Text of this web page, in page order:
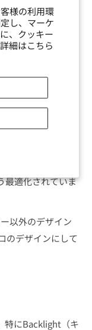
様の利用環
し、マーケ
、クッキー
細はこちら
V1スイッチ専用
、バージョンアッ
ました。
材が使用されて
されており、キ
最適化されていま
以外のデザイン
のデザインにして
特にBacklight（キ